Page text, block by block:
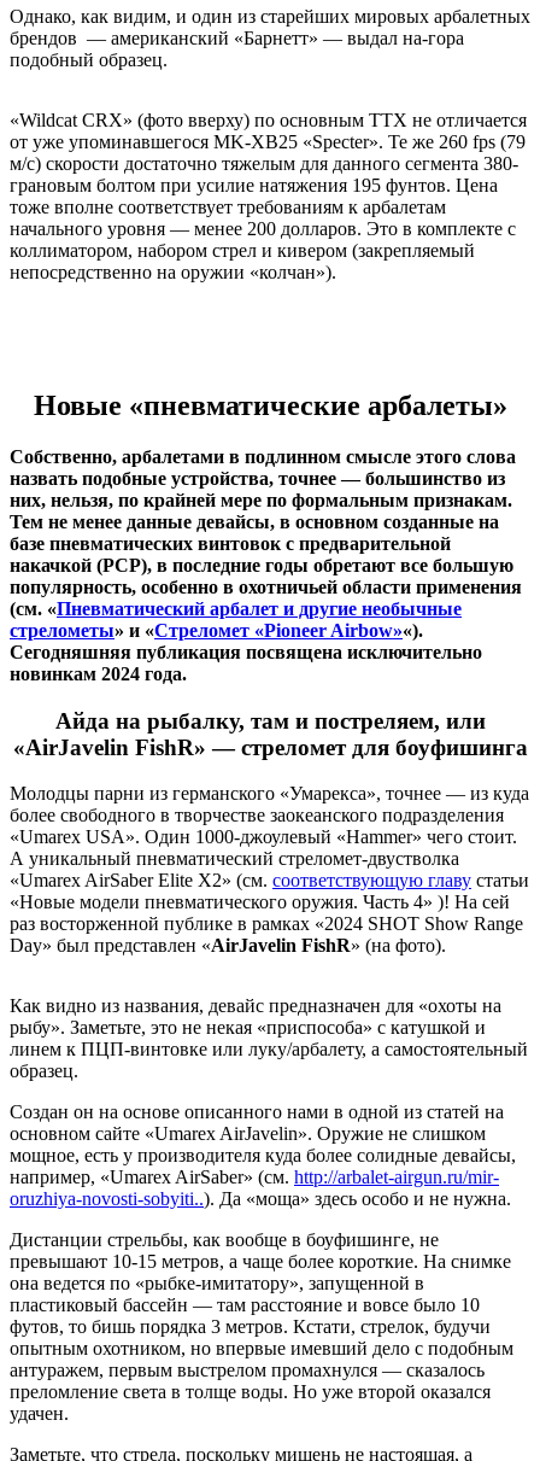
Однако, как видим, и один из старейших мировых арбалетных
брендов — американский «Барнетт» — выдал на-гора
подобный образец.
«Wildcat CRX» (фото вверху) по основным ТТХ не отличается
от уже упоминавшегося MK-XB25 «Specter». Те же 260 fps (79
м/с) скорости достаточно тяжелым для данного сегмента 380-
грановым болтом при усилие натяжения 195 фунтов. Цена
тоже вполне соответствует требованиям к арбалетам
начального уровня — менее 200 долларов. Это в комплекте с
коллиматором, набором стрел и кивером (закрепляемый
непосредственно на оружии «колчан»).
Новые «пневматические арбалеты»
Собственно, арбалетами в подлинном смысле этого слова
назвать подобные устройства, точнее — большинство из
них, нельзя, по крайней мере по формальным признакам.
Тем не менее данные девайсы, в основном созданные на
базе пневматических винтовок с предварительной
накачкой (PCP), в последние годы обретают все большую
популярность, особенно в охотничьей области применения
(см. «Пневматический арбалет и другие необычные
стрелометы» и «Стреломет «Pioneer Airbow»«).
Сегодняшняя публикация посвящена исключительно
новинкам 2024 года.
Айда на рыбалку, там и постреляем, или
«AirJavelin FishR» — стреломет для боуфишинга
Молодцы парни из германского «Умарекса», точнее — из куда
более свободного в творчестве заокеанского подразделения
«Umarex USA». Один 1000-джоулевый «Hammer» чего стоит.
А уникальный пневматический стреломет-двустволка
«Umarex AirSaber Elite X2» (см. соответствующую главу статьи
«Новые модели пневматического оружия. Часть 4» )! На сей
раз восторженной публике в рамках «2024 SHOT Show Range
Day» был представлен «AirJavelin FishR» (на фото).
Как видно из названия, девайс предназначен для «охоты на
рыбу». Заметьте, это не некая «приспособа» с катушкой и
линем к ПЦП-винтовке или луку/арбалету, а самостоятельный
образец.
Создан он на основе описанного нами в одной из статей на
основном сайте «Umarex AirJavelin». Оружие не слишком
мощное, есть у производителя куда более солидные девайсы,
например, «Umarex AirSaber» (см. http://arbalet-airgun.ru/mir-
oruzhiya-novosti-sobyiti..). Да «моща» здесь особо и не нужна.
Дистанции стрельбы, как вообще в боуфишинге, не
превышают 10-15 метров, а чаще более короткие. На снимке
она ведется по «рыбке-имитатору», запущенной в
пластиковый бассейн — там расстояние и вовсе было 10
футов, то бишь порядка 3 метров. Кстати, стрелок, будучи
опытным охотником, но впервые имевший дело с подобным
антуражем, первым выстрелом промахнулся — сказалось
преломление света в толще воды. Но уже второй оказался
удачен.
Заметьте, что стрела, поскольку мишень не настоящая, а